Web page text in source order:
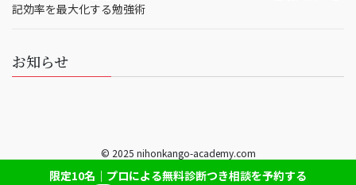
記効率を最大化する勉強術
お知らせ
© 2025 nihonkango-academy.com
限定10名｜プロによる無料診断つき相談を予約する